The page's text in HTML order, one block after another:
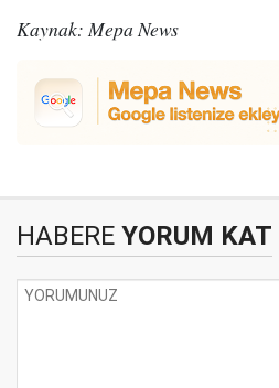
Kaynak: Mepa News
HABERE YORUM KAT